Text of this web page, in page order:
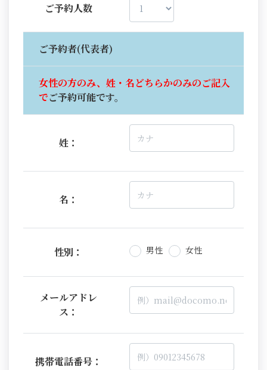
ご予約人数
ご予約者(代表者)
女性の方のみ、姓・名どちらかのみのご記入
でご予約可能です。
姓：
名：
性別： 男性 女性
メールアドレ
ス：
携帯電話番号：